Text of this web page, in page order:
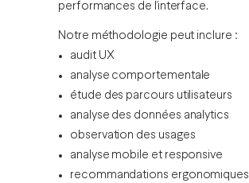
performances de l’interface.
Notre méthodologie peut inclure :
audit UX
analyse comportementale
étude des parcours utilisateurs
analyse des données analytics
observation des usages
analyse mobile et responsive
recommandations ergonomiques